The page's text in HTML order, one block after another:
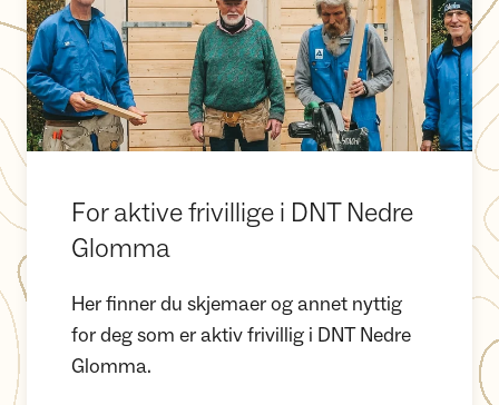
For aktive frivillige i DNT Nedre
Glomma
Her finner du skjemaer og annet nyttig
for deg som er aktiv frivillig i DNT Nedre
Glomma.